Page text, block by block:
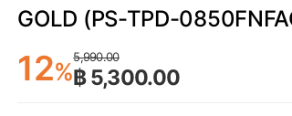
GOLD (PS-TPD-
12%
5,990.00
฿ 5,300.00